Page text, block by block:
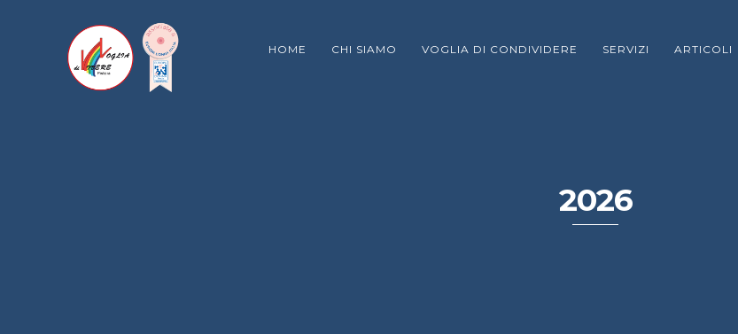
HOME CHI SIAMO VOGLIA DI CONDIVIDERE SERVIZI ARTICOLI
2026